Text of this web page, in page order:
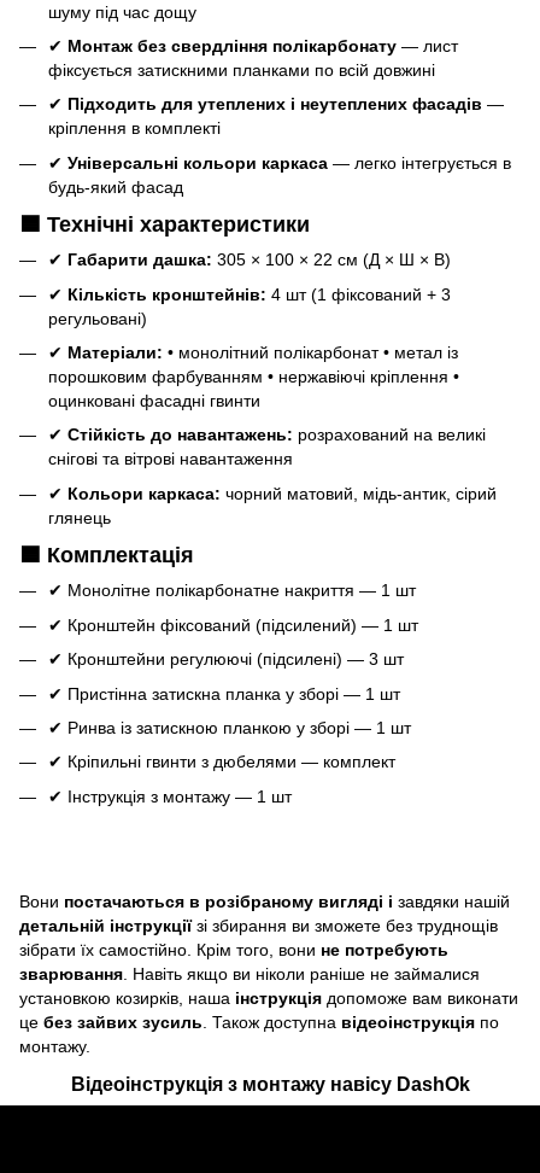
шуму під час дощу
✔ Монтаж без свердління полікарбонату — лист
фіксується затискними планками по всій довжині
✔ Підходить для утеплених і неутеплених фасадів —
кріплення в комплекті
✔ Універсальні кольори каркаса — легко інтегрується в
будь-який фасад
🟦 Технічні характеристики
✔ Габарити дашка: 305 × 100 × 22 см (Д × Ш × В)
✔ Кількість кронштейнів: 4 шт (1 фіксований + 3
регульовані)
✔ Матеріали: • монолітний полікарбонат • метал із
порошковим фарбуванням • нержавіючі кріплення •
оцинковані фасадні гвинти
✔ Стійкість до навантажень: розрахований на великі
снігові та вітрові навантаження
✔ Кольори каркаса: чорний матовий, мідь‑антик, сірий
глянець
🟦 Комплектація
✔ Монолітне полікарбонатне накриття — 1 шт
✔ Кронштейн фіксований (підсилений) — 1 шт
✔ Кронштейни регулюючі (підсилені) — 3 шт
✔ Пристінна затискна планка у зборі — 1 шт
✔ Ринва із затискною планкою у зборі — 1 шт
✔ Кріпильні гвинти з дюбелями — комплект
✔ Інструкція з монтажу — 1 шт
Вони постачаються в розібраному вигляді і завдяки нашій
детальній інструкціїзі збирання ви зможете без труднощів
зібрати їх самостійно. Крім того, вони не потребують
зварювання. Навіть якщо ви ніколи раніше не займалися
установкою козирків, наша інструкція допоможе вам виконати
це без зайвих зусиль. Також доступна відеоінструкція по
монтажу.
Відеоінструкція з монтажу навісу DashOk